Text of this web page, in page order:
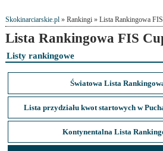
Skokinarciarskie.pl» Rankingi » Lista Rankingowa
Lista Rankingowa FIS
Listy rankingowe
Światowa Lista
Lista przydziału kwot startowych w
Kontynentalna Lista